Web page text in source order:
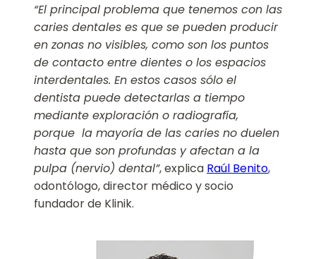
“El principal problema que tenemos con las
caries dentales es que se pueden producir
en zonas no visibles, como son los puntos
de contacto entre dientes o los espacios
interdentales. En estos casos sólo el
dentista puede detectarlas a tiempo
mediante exploración o radiografía,
porque la mayoría de las caries no duelen
hasta que son profundas y afectan a la
pulpa (nervio) dental”, explica Raúl Benito,
odontólogo, director médico y socio
fundador de Klinik.